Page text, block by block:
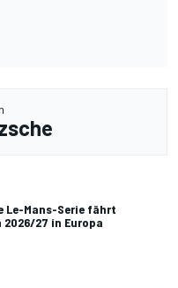
Le-Mans-Serie fährt
27 in Europa